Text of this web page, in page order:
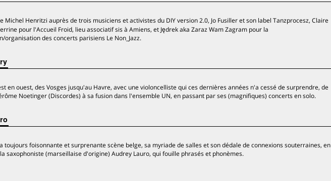
Michel Henritzi auprès de trois musiciens et activistes du DIY version 2.0, Jo Fusiller et son label Tanzprocesz, Claire
pour l'Accueil Froid, lieu associatif sis à Amiens, et Jędrek aka Zaraz Wam Zagram pour la
organisation des concerts parisiens Le Non_Jazz.
en ouest, des Vosges jusqu'au Havre, avec une violoncelliste qui ces dernières années n'a cessé de surprendre, de
Noetinger (Discordes) à sa fusion dans l'ensemble UN, en passant par ses (magnifiques) concerts en solo.
toujours foisonnante et surprenante scène belge, sa myriade de salles et son dédale de connexions souterraines, en
saxophoniste (marseillaise d'origine) Audrey Lauro, qui fouille phrasés et phonèmes.